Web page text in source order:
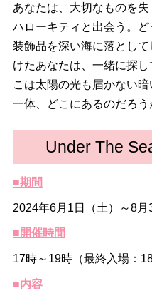
あなたは、大切なものを
ハローキティと出会う。
装飾品を深い海に落とし
けたあなたは、⼀緒に探
こは太陽の光も届かない暗
⼀体、どこにあるのだろう
Under The
■期間
2024年6月1日（土）～8月
■開催時間
17時～19時（最終入場：18
■内容